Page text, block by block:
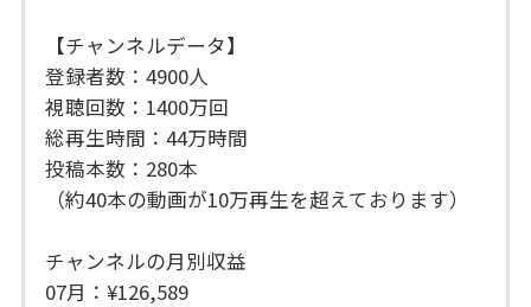
【チャンネルデータ】
登録者数：4900人
視聴回数：1400万回
総再生時間：44万時間
投稿本数：280本
（約40本の動画が10万再生を超えております）
チャンネルの月別収益
07月：¥126,589